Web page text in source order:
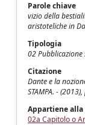
Parole chiave
vizio della
aristoteliche in
Tipologia
02
Citazione
Dante e la
STAMPA. -
Appartiene
02a Capitolo o